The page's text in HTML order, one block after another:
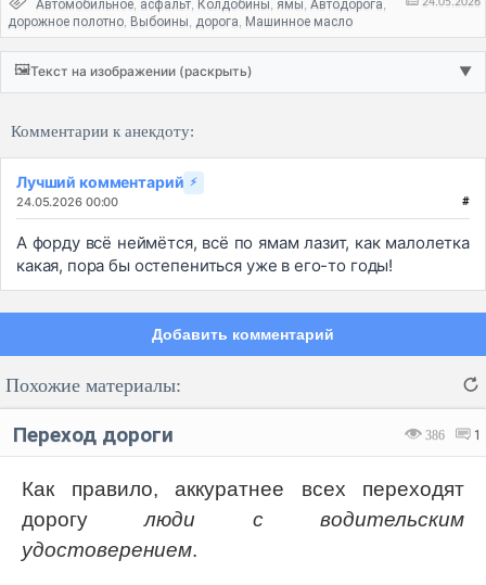
Автомобильное, асфальт, Колдобины, ямы, Автодорога,
дорожное полотно, Выбоины, дорога, Машинное масло
🖼️Текст на изображении (раскрыть) ▼
Комментарии к анекдоту:
Лучший комментарий ⚡
24.05.2026 00:00 #
А форду всё неймётся, всё по ямам лазит, как малолетка
какая, пора бы остепениться уже в его-то годы!
Добавить комментарий
Код:
Похожие материалы:
386 1
Переход дороги
Как правило, аккуратнее всех переходят
дорогулюди с водительским
удостоверением.